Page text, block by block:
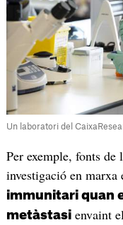
Un laboratori del
Per exemple, fonts
investigació en marxa
immunitari quan
metàstasienvaint